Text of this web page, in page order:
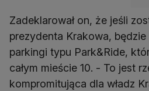
Zadeklarował on, że jeśli
prezydenta Krakowa, będzie
parkingi typu Park&Ride,
całym mieście 10. - To jest
kompromitująca dla władz